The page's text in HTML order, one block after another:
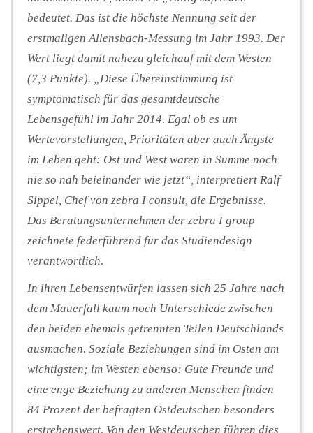
bedeutet. Das ist die höchste Nennung seit der
erstmaligen Allensbach-Messung im Jahr 1993. Der
Wert liegt damit nahezu gleichauf mit dem Westen
(7,3 Punkte). „Diese Übereinstimmung ist
symptomatisch für das gesamtdeutsche
Lebensgefühl im Jahr 2014. Egal ob es um
Wertevorstellungen, Prioritäten aber auch Ängste
im Leben geht: Ost und West waren in Summe noch
nie so nah beieinander wie jetzt“, interpretiert Ralf
Sippel, Chef von zebra I consult, die Ergebnisse.
Das Beratungsunternehmen der zebra I group
zeichnete federführend für das Studiendesign
verantwortlich.
In ihren Lebensentwürfen lassen sich 25 Jahre nach
dem Mauerfall kaum noch Unterschiede zwischen
den beiden ehemals getrennten Teilen Deutschlands
ausmachen. Soziale Beziehungen sind im Osten am
wichtigsten; im Westen ebenso: Gute Freunde und
eine enge Beziehung zu anderen Menschen finden
84 Prozent der befragten Ostdeutschen besonders
erstrebenswert. Von den Westdeutschen führen dies